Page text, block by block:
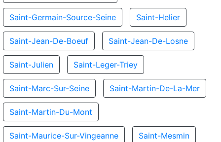
Saint-Germain-Source-Seine Saint-Helier
Saint-Jean-De-Boeuf Saint-Jean-De-Losne
Saint-Julien Saint-Leger-Triey
Saint-Marc-Sur-Seine Saint-Martin-De-La-Mer
Saint-Martin-Du-Mont
Saint-Maurice-Sur-Vingeanne Saint-Mesmin